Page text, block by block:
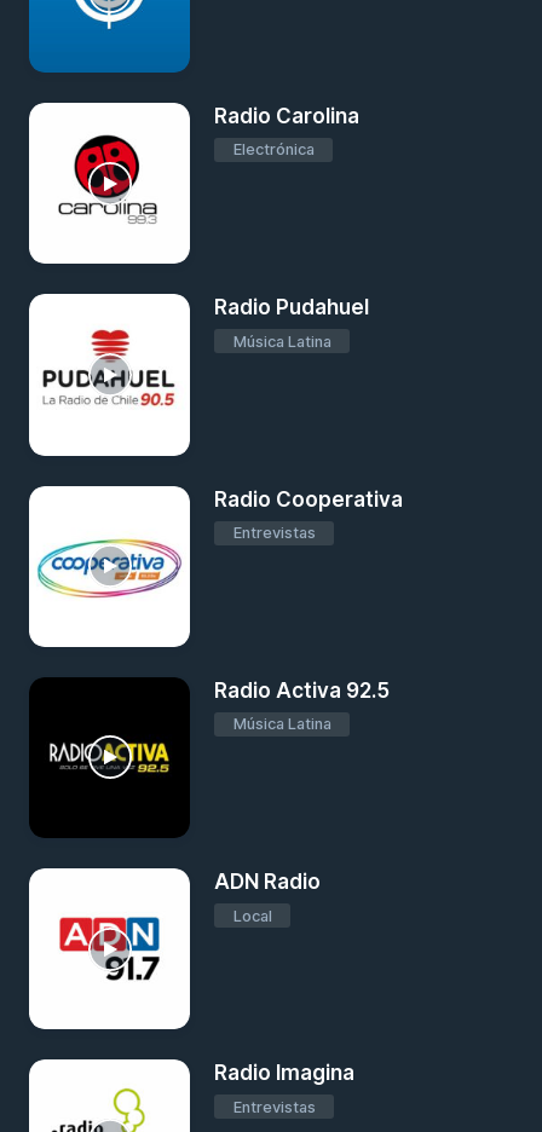
Radio Carolina
Electrónica
Radio Pudahuel
Música Latina
Radio Cooperativa
Entrevistas
Radio Activa 92.5
Música Latina
ADN Radio
Local
Radio Imagina
Entrevistas